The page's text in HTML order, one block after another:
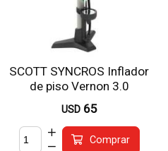
SCOTT SYNCROS Inflador
de piso Vernon 3.0
SYNCROS
USD 65
Comprar